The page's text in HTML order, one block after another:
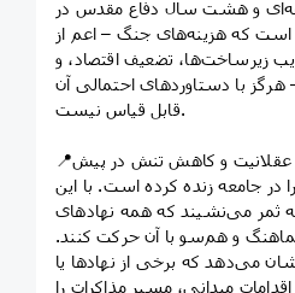
و هشت سال دفاع مقدس در
است که هزینه‌های جنگ – اعم از
زیرساخت‌ها، تضعیف اقتصاد، و
با دستاوردهای احتمالی آن
قابل قیاس نیست.
📍دولت رویکردی مبتنی بر عقلانیت و کاهش تنش در پیش
در جامعه زنده کرده است. با این
به ثمر می‌نشیند که همه نهادهای
و هم‌سو با آن حرکت کنند.
می‌دهد که برخی از نهادها یا
میدانی، مسیر مذاکرات را